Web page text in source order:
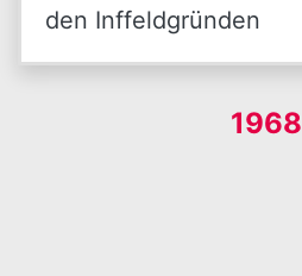
den Inffeldgründen
1968